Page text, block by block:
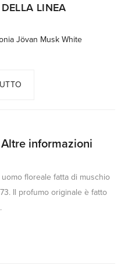
LINEA
Jövan Musk White
Altre informazioni
floreale fatta di muschio
Il profumo originale è fatto